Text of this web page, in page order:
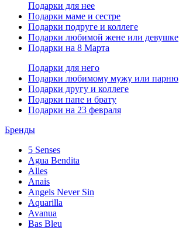
Подарки для нее
Подарки маме и сестре
Подарки подруге и коллеге
Подарки любимой жене или девушке
Подарки на 8 Марта
Подарки для него
Подарки любимому мужу или парню
Подарки другу и коллеге
Подарки папе и брату
Подарки на 23 февраля
Бренды
5 Senses
Agua Bendita
Alles
Anais
Angels Never Sin
Aquarilla
Avanua
Bas Bleu